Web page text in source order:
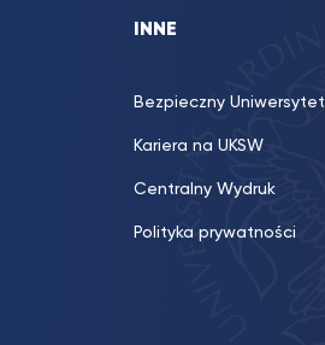
INNE
Bezpieczny Uniwersytet
Kariera na UKSW
Centralny Wydruk
Polityka prywatności